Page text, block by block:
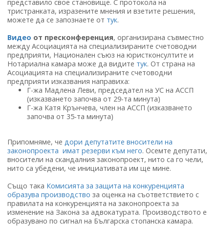
представило свое становище. С протокола на
тристранката, изразените мнения и взетите решения,
можете да се запознаете от тук.
Видео от пресконференция, организирана съвместно
между Асоциацията на специализираните счетоводни
предприяти, Национален съюз на юристконсултите и
Нотариална камара може да видите тук. От страна на
Асоциацията на специализираните счетоводни
предприяти изказвания направиха:
Г-жа Мадлена Леви, председател на УС на АССП
(изказването започва от 29-та минута)
Г-жа Катя Крънчева, член на АССП (изказването
започва от 35-та минута)
Припомняме, че дори депутатите вносители на
законопроекта имат резерви към него. Осемте депутати,
вносители на скандалния законопроект, нито са го чели,
нито са убедени, че инициативата им ще мине.
Също така Комисията за защита на конкуренцията
образува производство за оценка на съответствието с
правилата на конкуренцията на законопроекта за
изменение на Закона за адвокатурата. Производството е
образувано по сигнал на Българска стопанска камара.